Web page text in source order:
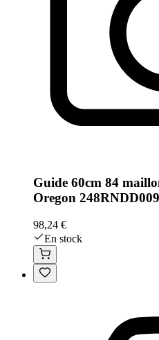
Guide 60cm 84
Oregon 248RNDD009
98,24 €
En stock